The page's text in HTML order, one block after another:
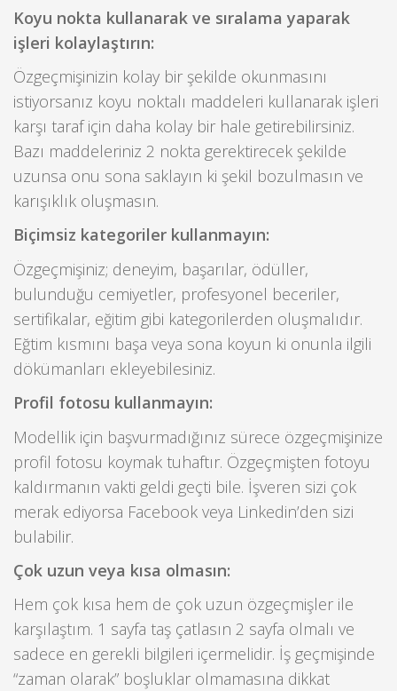
Koyu nokta kullanarak ve sıralama yaparak
işleri kolaylaştırın:
Özgeçmişinizin kolay bir şekilde okunmasını
istiyorsanız koyu noktalı maddeleri kullanarak işleri
karşı taraf için daha kolay bir hale getirebilirsiniz.
Bazı maddeleriniz 2 nokta gerektirecek şekilde
uzunsa onu sona saklayın ki şekil bozulmasın ve
karışıklık oluşmasın.
Biçimsiz kategoriler kullanmayın:
Özgeçmişiniz; deneyim, başarılar, ödüller,
bulunduğu cemiyetler, profesyonel beceriler,
sertifikalar, eğitim gibi kategorilerden oluşmalıdır.
Eğtim kısmını başa veya sona koyun ki onunla ilgili
dökümanları ekleyebilesiniz.
Profil fotosu kullanmayın:
Modellik için başvurmadığınız sürece özgeçmişinize
profil fotosu koymak tuhaftır. Özgeçmişten fotoyu
kaldırmanın vakti geldi geçti bile. İşveren sizi çok
merak ediyorsa Facebook veya Linkedin’den sizi
bulabilir.
Çok uzun veya kısa olmasın:
Hem çok kısa hem de çok uzun özgeçmişler ile
karşılaştım. 1 sayfa taş çatlasın 2 sayfa olmalı ve
sadece en gerekli bilgileri içermelidir. İş geçmişinde
“zaman olarak” boşluklar olmamasına dikkat